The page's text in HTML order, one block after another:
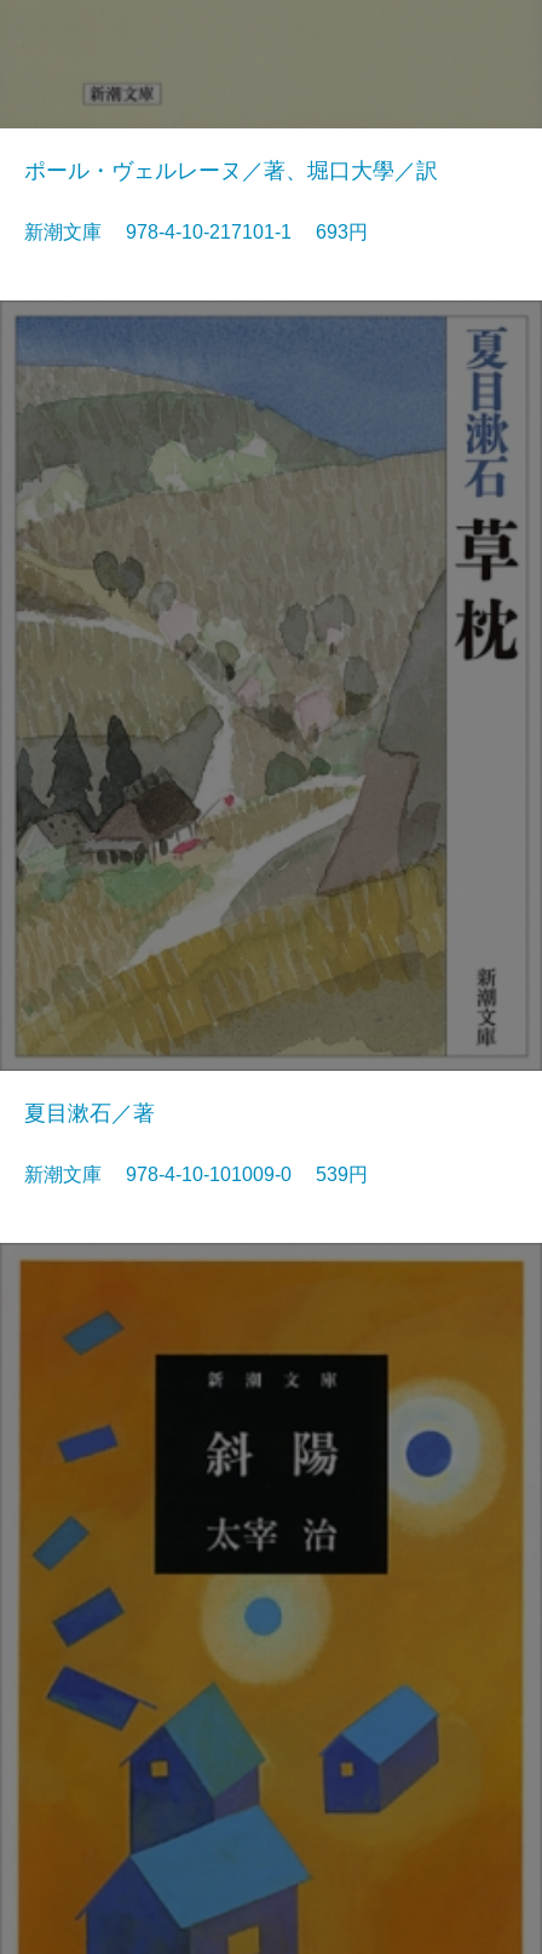
ポール・ヴェルレーヌ／著、堀口大學／訳
新潮文庫 978-4-10-217101-1 693円
夏目漱石／著
新潮文庫 978-4-10-101009-0 539円